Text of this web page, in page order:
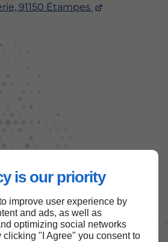
is our priority
improve user experience by
and ads, as well as
optimizing social networks
"I Agree" you consent to
91150 Étampes
Haut de page